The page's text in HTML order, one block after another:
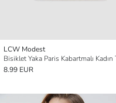
LCW Modest
Bisiklet Yaka Paris Kabartmalı Kadın
8.99 EUR